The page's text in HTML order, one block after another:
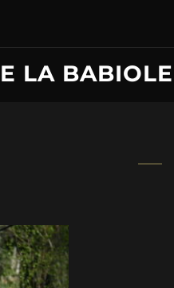
LA BABIOLE